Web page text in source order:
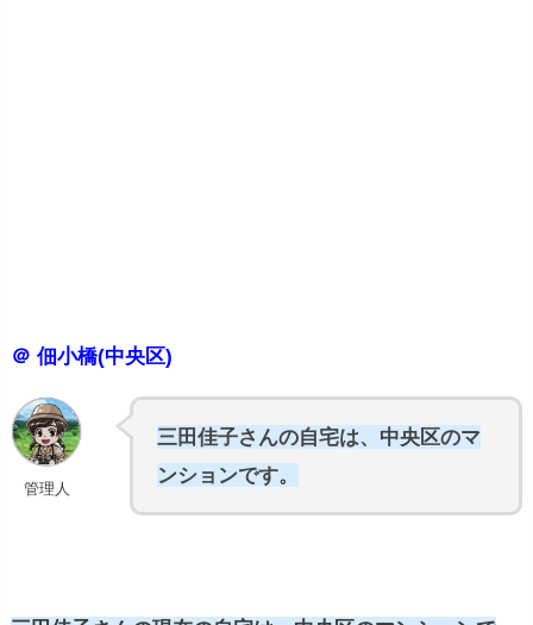
＠ 佃小橋(中央区)
管理人
三田佳子さんの自宅は、中央区のマ
ンションです。